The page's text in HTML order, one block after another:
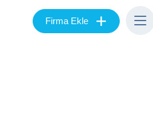
Firma Ekle +